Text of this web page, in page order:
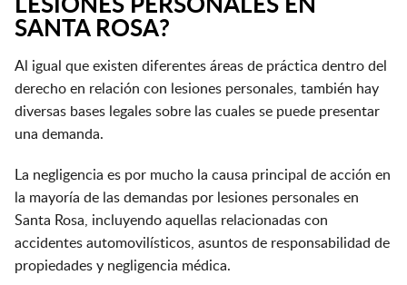
LESIONES PERSONALES EN
SANTA ROSA?
Al igual que existen diferentes áreas de práctica dentro del
derecho en relación con lesiones personales, también hay
diversas bases legales sobre las cuales se puede presentar
una demanda.
La negligencia es por mucho la causa principal de acción en
la mayoría de las demandas por lesiones personales en
Santa Rosa, incluyendo aquellas relacionadas con
accidentes automovilísticos, asuntos de responsabilidad de
propiedades y negligencia médica.